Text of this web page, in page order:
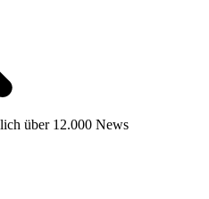
über 12.000 News